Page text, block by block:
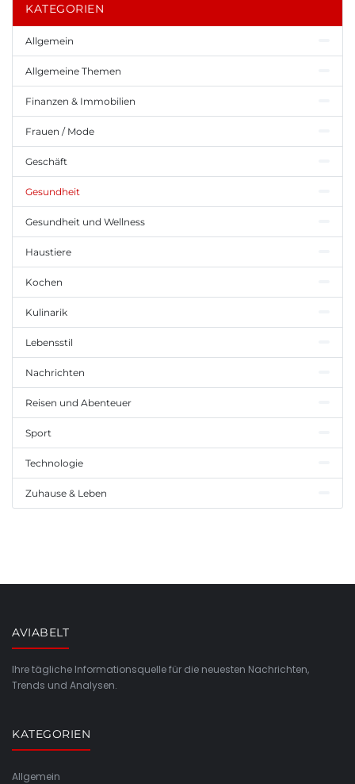
KATEGORIEN
Allgemein
Allgemeine Themen
Finanzen & Immobilien
Frauen / Mode
Geschäft
Gesundheit
Gesundheit und Wellness
Haustiere
Kochen
Kulinarik
Lebensstil
Nachrichten
Reisen und Abenteuer
Sport
Technologie
Zuhause & Leben
AVIABELT
Ihre tägliche Informationsquelle für die neuesten Nachrichten,
Trends und Analysen.
KATEGORIEN
Allgemein